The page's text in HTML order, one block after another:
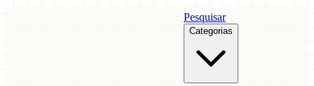
Pesquisar
Categorias